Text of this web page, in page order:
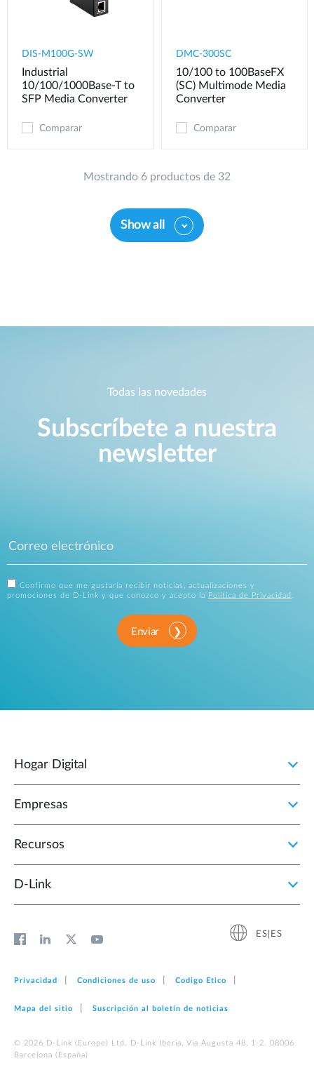
DIS-M100G-SW
Industrial
10/100/1000Base-T to
SFP Media Converter
Comparar
DMC-300SC
10/100 to 100BaseFX
(SC) Multimode Media
Converter
Comparar
Mostrando 6 productos de 32
Show all
Todas las novedades
Subscríbete a nuestra
newsletter
Confirmo que me gustaría recibir noticias, actualizaciones y
promociones de D-Link y que conozco y acepto la
Política de Privacidad
Enviar
Hogar Digital
Empresas
Recursos
D‑Link
ES|ES
Privacidad Condiciones de uso Codigo Etico
Mapa del sitio Suscripción al boletín de noticias
© 2026 D‑Link (Europe) Ltd. D-Link Iberia, Via Augusta 48, 1-2. 08006
Barcelona (España)